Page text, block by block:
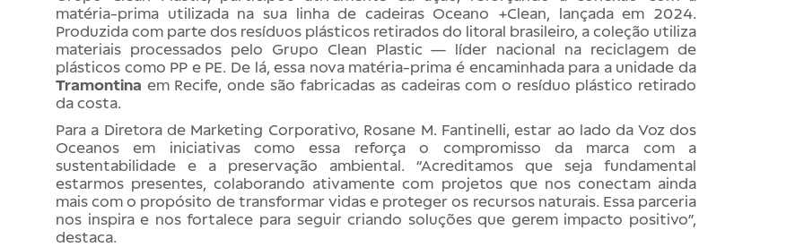
matéria-prima utilizada na sua linha de cadeiras Oceano +Clean, lançada em 2024.
Produzida com parte dos resíduos plásticos retirados do litoral brasileiro, a coleção utiliza
materiais processados pelo Grupo Clean Plastic — líder nacional na reciclagem de
plásticos como PP e PE. De lá, essa nova matéria-prima é encaminhada para a unidade da
Tramontina em Recife, onde são fabricadas as cadeiras com o resíduo plástico retirado
da costa.
Para a Diretora de Marketing Corporativo, Rosane M. Fantinelli, estar ao lado da Voz dos
Oceanos em iniciativas como essa reforça o compromisso da marca com a
sustentabilidade e a preservação ambiental. “Acreditamos que seja fundamental
estarmos presentes, colaborando ativamente com projetos que nos conectam ainda
mais com o propósito de transformar vidas e proteger os recursos naturais. Essa parceria
nos inspira e nos fortalece para seguir criando soluções que gerem impacto positivo”,
destaca.